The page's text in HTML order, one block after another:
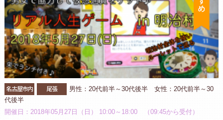
名古屋市内 尾張
男性：20代前半～30代後半 女性：20代前半～30
代後半
開催日：2018年05月27日（日） 10:00～18:00 （09:45から受付）